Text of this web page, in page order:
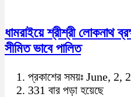
ধামরাইয়ে শ্রীশ্রী লোকনাথ
সীমিত ভাবে পালিত
প্রকাশের সময়ঃ June, 2,
331 বার পড়া হয়েছে